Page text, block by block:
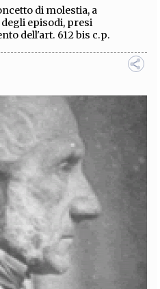
di molestia, a
episodi, presi
dell'art. 612 bis c.p.